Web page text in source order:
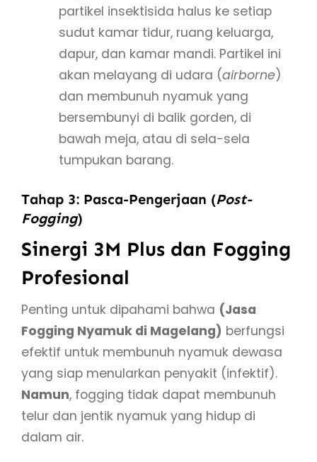
partikel insektisida halus ke setiap
sudut kamar tidur, ruang keluarga,
dapur, dan kamar mandi. Partikel ini
akan melayang di udara (airborne)
dan membunuh nyamuk yang
bersembunyi di balik gorden, di
bawah meja, atau di sela-sela
tumpukan barang.
Tahap 3: Pasca-Pengerjaan (Post-
Fogging)
Sinergi 3M Plus dan Fogging
Profesional
Penting untuk dipahami bahwa (Jasa
Fogging Nyamuk di Magelang) berfungsi
efektif untuk membunuh nyamuk dewasa
yang siap menularkan penyakit (infektif).
Namun, fogging tidak dapat membunuh
telur dan jentik nyamuk yang hidup di
dalam air.